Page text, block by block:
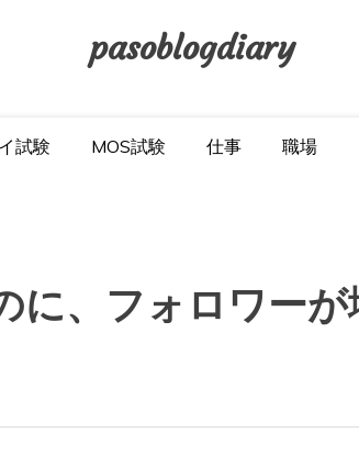
pasoblogdiary
試験 MOS試験 仕事 職場
に、フォロワーが